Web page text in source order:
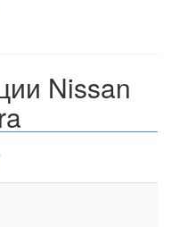
Nissan